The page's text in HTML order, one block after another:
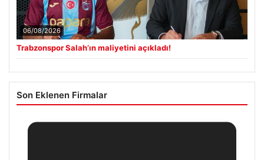
06/08/2026
Trabzonspor Salah’ın maliyetini açıkladı!
Son Eklenen Firmalar